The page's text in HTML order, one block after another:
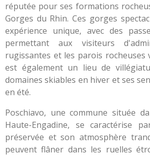
réputée pour ses formations
Gorges du Rhin. Ces gorges
expérience unique, avec des
permettant aux visiteurs
rugissantes et les parois rocheuses
est également un lieu de
domaines skiables en hiver et ses
en été.
Poschiavo, une commune située
Haute-Engadine, se caractérise
préservée et son atmosphère
peuvent flâner dans les ruelles